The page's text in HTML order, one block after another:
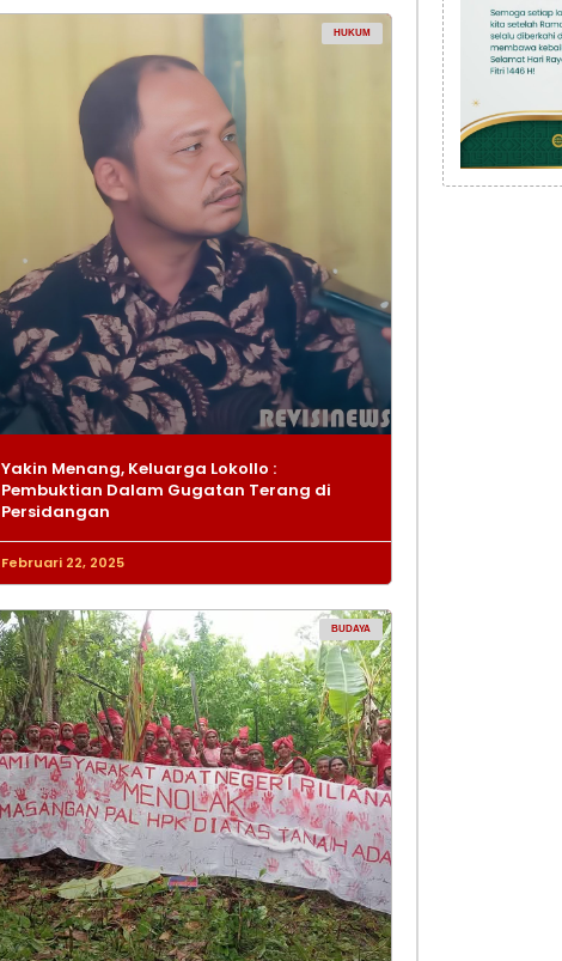
HUKUM
Yakin Menang, Keluarga Lokollo :
Pembuktian Dalam Gugatan Terang di
Persidangan
Februari 22, 2025
BUDAYA